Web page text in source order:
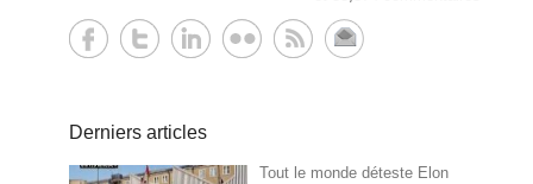
Derniers articles
Tout le monde déteste Elon